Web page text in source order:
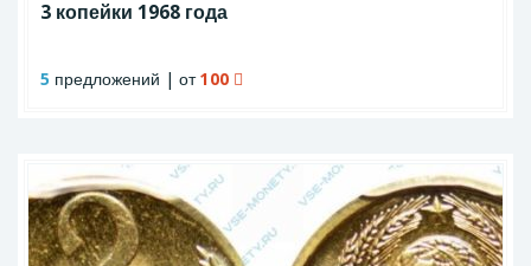
3 копейки 1968 года
5 предложений | от100